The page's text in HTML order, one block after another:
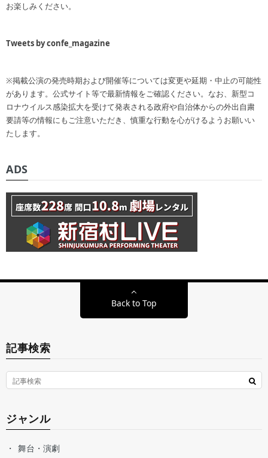
お楽しみください。
Tweets by confe_magazine
※掲載公演の発売時期および開催等については変更や延期・中止の可能性
があります。公式サイト等で最新情報をご確認ください。なお、新型コ
ロナウイルス感染拡大を受けて発表される政府や自治体からの外出自粛
要請等の情報にもご注意いただき、慎重な行動を心がけるようお願いい
たします。
ADS
Back to Top
記事検索
ジャンル
舞台・演劇